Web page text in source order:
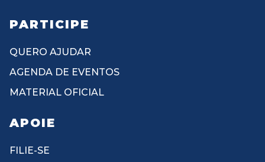
PARTICIPE
QUERO AJUDAR
AGENDA DE EVENTOS
MATERIAL OFICIAL
APOIE
FILIE-SE